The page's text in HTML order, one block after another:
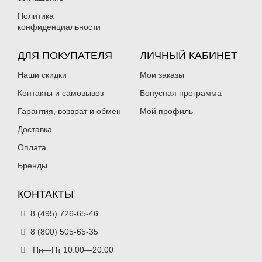
Воблер TsuYoki BOSUN 75S (7.5см,
31.5гр) цв. L614
355
Нет в наличии
Воблер TsuYoki BOSUN 75S (7.5см,
31.5гр) цв. 614
355
355₽
Политика
конфиденциальности
ДЛЯ ПОКУПАТЕЛЯ
Наши скидки
Контакты и самовывоз
Гарантия, возврат и обмен
Доставка
Оплата
Бренды
ЛИЧНЫЙ КАБИНЕТ
Мои заказы
Бонусная программа
Мой профиль
КОНТАКТЫ
8 (495) 726-65-46
8 (800) 505-65-35
Пн—Пт 10.00—20.00